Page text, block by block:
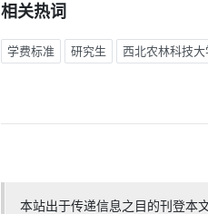
相关热词
学费标准 研究生 西北农林科技大
本站出于传递信息之目的刊登本